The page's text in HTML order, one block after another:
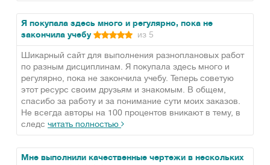
Я покупала здесь много и регулярно, пока не
закончила учебу
из 5
Шикарный сайт для выполнения разноплановых работ
по разным дисциплинам. Я покупала здесь много и
регулярно, пока не закончила учебу. Теперь советую
этот ресурс своим друзьям и знакомым. В общем,
спасибо за работу и за понимание сути моих заказов.
Не всегда авторы на 100 процентов вникают в тему, в
следс читать полностью
Мне выполнили качественные чертежи в нескольких